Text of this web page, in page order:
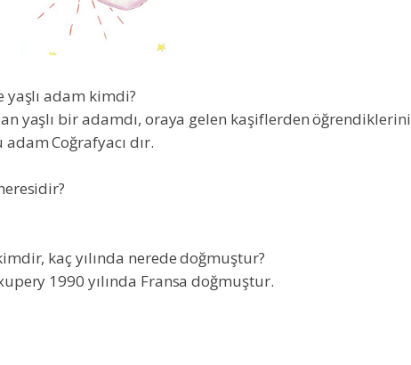
yaşlı adam kimdi?
yaşlı bir adamdı, oraya gelen kaşiflerden öğrendiklerini
Coğrafyacı dır.
kaç yılında nerede doğmuştur?
1990 yılında Fransa doğmuştur.